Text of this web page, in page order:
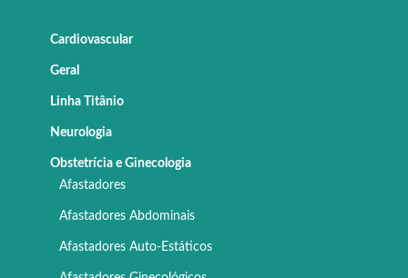
Cardiovascular
Geral
Linha Titânio
Neurologia
Obstetrícia e Ginecologia
Afastadores
Afastadores Abdominais
Afastadores Auto-Estáticos